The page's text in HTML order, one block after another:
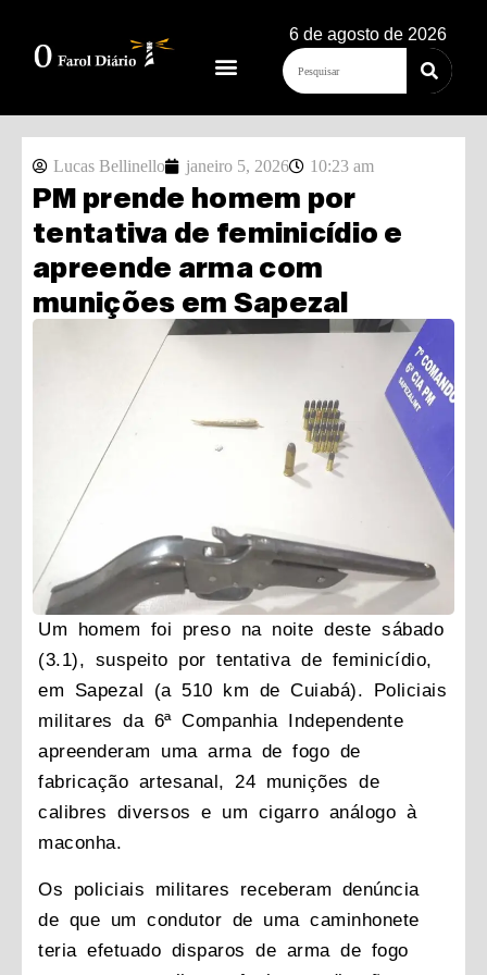
6 de agosto de 2026
Lucas Bellinello janeiro 5, 2026 10:23 am
PM prende homem por
tentativa de feminicídio e
apreende arma com
munições em Sapezal
Um homem foi preso na noite deste sábado
(3.1), suspeito por tentativa de feminicídio,
em Sapezal (a 510 km de Cuiabá). Policiais
militares da 6ª Companhia Independente
apreenderam uma arma de fogo de
fabricação artesanal, 24 munições de
calibres diversos e um cigarro análogo à
maconha.
Os policiais militares receberam denúncia
de que um condutor de uma caminhonete
teria efetuado disparos de arma de fogo